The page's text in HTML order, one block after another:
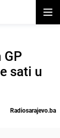
sati u
Radiosarajevo.ba